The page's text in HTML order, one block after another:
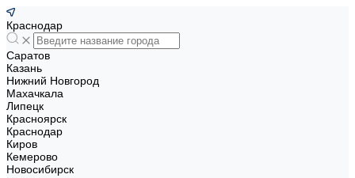
Краснодар
Саратов
Казань
Нижний Новгород
Махачкала
Липецк
Красноярск
Краснодар
Киров
Кемерово
Новосибирск